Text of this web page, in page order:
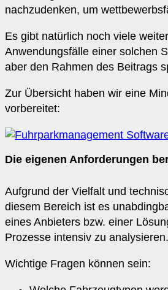
nachzudenken, um
Es gibt natürlich noch viele
Anwendungsfälle einer solchen
aber den Rahmen des Beitrags
Zur Übersicht haben wir eine
vorbereitet:
Die eigenen Anforderungen
Aufgrund der Vielfalt und
diesem Bereich ist es
eines Anbieters bzw. einer
Prozesse intensiv zu analysieren.
Wichtige Fragen können sein: